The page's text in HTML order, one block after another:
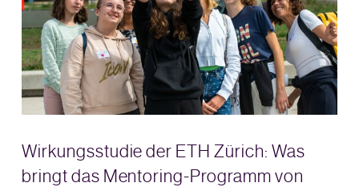
Wirkungsstudie der ETH Zürich: Was
bringt das Mentoring-Programm von